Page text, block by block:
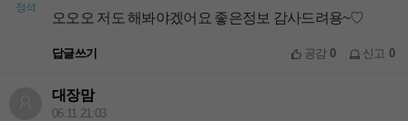
정석
오오오 저도 해봐야겠어요 좋은정보 감사드려용~♡
답글쓰기 공감0 신고 0
대장맘
06.11 21:03